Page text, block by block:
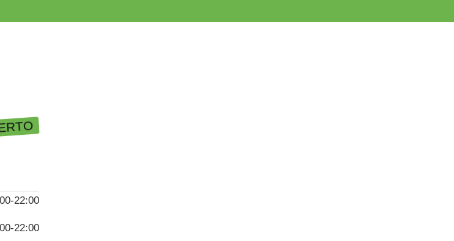
22:00
22:00